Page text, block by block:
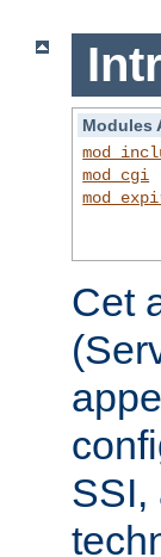
Modules
mod_cgi
Cet
SSI,